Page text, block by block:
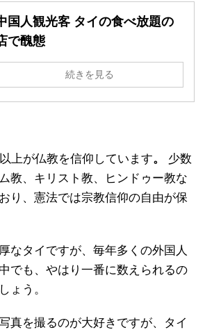
国人観光客 タイの食べ放題の
で醜態
続きを見る
上が仏教を信仰しています。
少数
教、キリスト教、ヒンドゥー教な
り、憲法では宗教信仰の自由が保
なタイですが、毎年多くの外国人
でも、やはり一番に数えられるの
ょう。
真を撮るのが大好きですが、タイ